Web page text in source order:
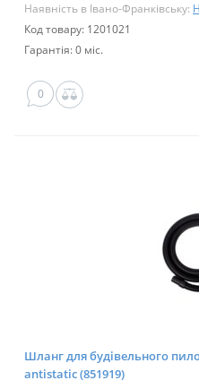
Наявність в Івано-Франківську:
Код товару: 1201021
Гарантія: 0 міс.
0
Шланг для будівельного
antistatic (851919)